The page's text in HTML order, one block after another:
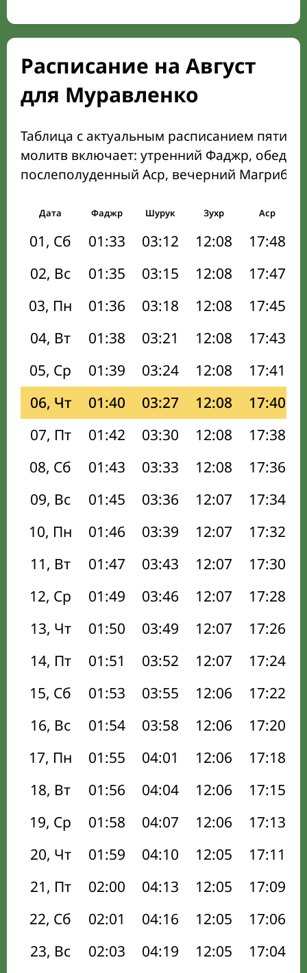
Расписание на Август
для Муравленко
Таблица с актуальным расписанием пяти
молитв включает: утренний Фаджр,
послеполуденный Аср, вечерний Магриб
Дата Фаджр Шурук Зухр Аср
01, Сб 01:33 03:12 12:08 17:48
02, Вс
01:35 03:15 12:08 17:47
03, Пн
01:36 03:18 12:08 17:45
04, Вт
01:38 03:21 12:08 17:43
05, Ср
01:39 03:24 12:08 17:41
06, Чт
01:40 03:27 12:08 17:40
07, Пт
01:42 03:30 12:08 17:38
08, Сб
01:43 03:33 12:08 17:36
09, Вс
01:45 03:36 12:07 17:34
10, Пн
01:46 03:39 12:07 17:32
11, Вт
01:47 03:43 12:07 17:30
12, Ср
01:49 03:46 12:07 17:28
13, Чт
01:50 03:49 12:07 17:26
14, Пт
01:51 03:52 12:07 17:24
15, Сб
01:53 03:55 12:06 17:22
16, Вс
01:54 03:58 12:06 17:20
17, Пн
01:55 04:01 12:06 17:18
18, Вт
01:56 04:04 12:06 17:15
19, Ср
01:58 04:07 12:06 17:13
20, Чт
01:59 04:10 12:05 17:11
21, Пт
02:00 04:13 12:05 17:09
22, Сб
02:01 04:16 12:05 17:06
23, Вс
02:03 04:19 12:05 17:04